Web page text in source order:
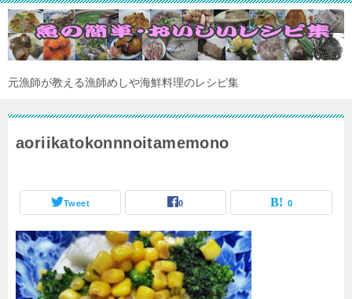
元漁師が教える漁師めしや海鮮料理のレシピ集
aoriikatokonnnoitamemono
Tweet 0 0